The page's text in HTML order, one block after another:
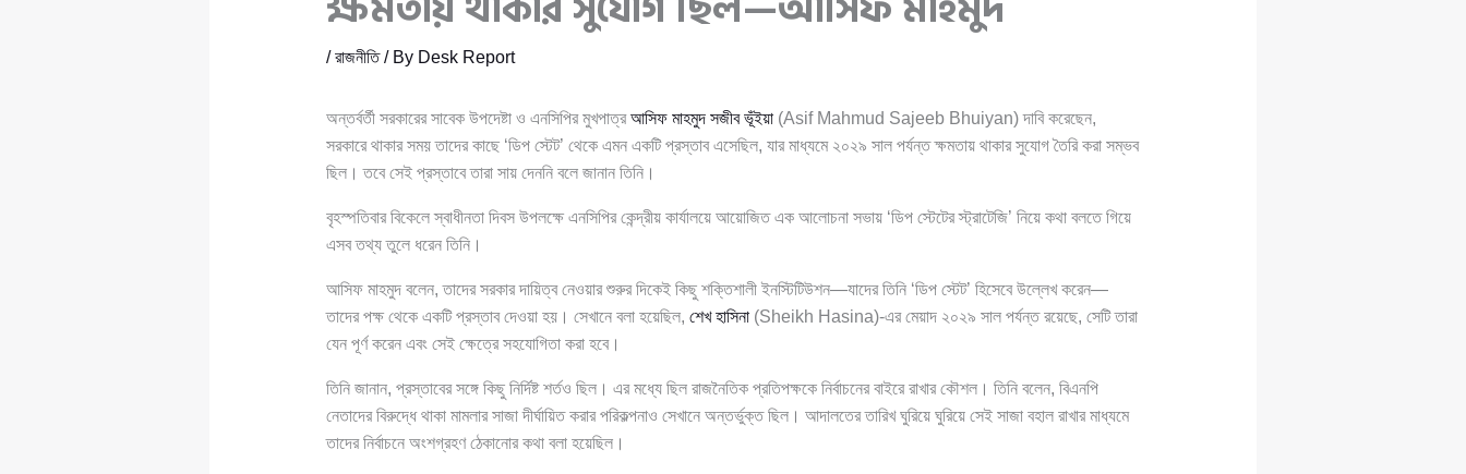
/রাজনীতি/ By Desk Report
অন্তর্বর্তী সরকারের সাবেক উপদেষ্টা ও এনসিপির মুখপাত্রআসিফ মাহমুদ সজীব ভূঁইয়া(Asif Mahmud Sajeeb Bhuiyan) দাবি করেছেন,
সরকারে থাকার সময় তাদের কাছে ‘ডিপ স্টেট’ থেকে এমন একটি প্রস্তাব এসেছিল, যার মাধ্যমে ২০২৯ সাল পর্যন্ত ক্ষমতায় থাকার সুযোগ তৈরি করা সম্ভব
ছিল। তবে সেই প্রস্তাবে তারা সায় দেননি বলে জানান তিনি।
বৃহস্পতিবার বিকেলে স্বাধীনতা দিবস উপলক্ষে এনসিপির কেন্দ্রীয় কার্যালয়ে আয়োজিত এক আলোচনা সভায় ‘ডিপ স্টেটের স্ট্রাটেজি’ নিয়ে কথা বলতে গিয়ে
এসব তথ্য তুলে ধরেন তিনি।
আসিফ মাহমুদ বলেন, তাদের সরকার দায়িত্ব নেওয়ার শুরুর দিকেই কিছু শক্তিশালী ইনস্টিটিউশন—যাদের তিনি ‘ডিপ স্টেট’ হিসেবে উল্লেখ করেন—
তাদের পক্ষ থেকে একটি প্রস্তাব দেওয়া হয়। সেখানে বলা হয়েছিল, শেখ হাসিনা(Sheikh Hasina)-এর মেয়াদ ২০২৯ সাল পর্যন্ত রয়েছে, সেটি তারা
যেন পূর্ণ করেন এবং সেই ক্ষেত্রে সহযোগিতা করা হবে।
তিনি জানান, প্রস্তাবের সঙ্গে কিছু নির্দিষ্ট শর্তও ছিল। এর মধ্যে ছিল রাজনৈতিক প্রতিপক্ষকে নির্বাচনের বাইরে রাখার কৌশল। তিনি বলেন, বিএনপি
নেতাদের বিরুদ্ধে থাকা মামলার সাজা দীর্ঘায়িত করার পরিকল্পনাও সেখানে অন্তর্ভুক্ত ছিল। আদালতের তারিখ ঘুরিয়ে ঘুরিয়ে সেই সাজা বহাল রাখার মাধ্যমে
তাদের নির্বাচনে অংশগ্রহণ ঠেকানোর কথা বলা হয়েছিল।